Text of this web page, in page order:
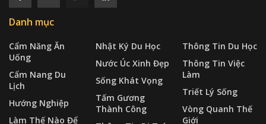
Danh mục
Cẩm Năng Ăn
Uống
Cẩm Nang Du
Lịch
Hướng Nghiệp
Làm Thế Nào Để
Nhật Ký Du Học
Nước Úc Xinh Đẹp
Sống Khát Vọng
Tấm Gương
Thành Công
Thông Tin Du Học
Thông Tin Việc
Làm
Triết Lý Sống
Vòng Quanh Thế
Giới